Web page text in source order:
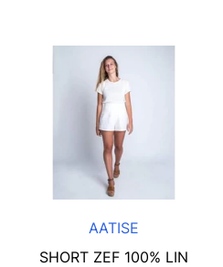
AATISE
SHORT ZEF 100% LIN